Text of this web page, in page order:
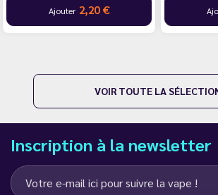
Ajouter 2,20 €
VOIR TOUTE LA
Inscription à la newsletter